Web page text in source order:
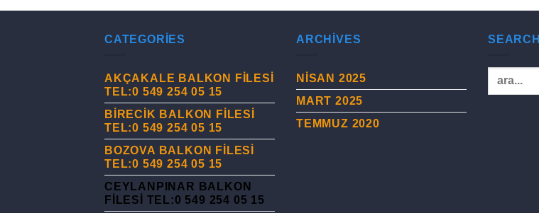
CATEGORIES
AKÇAKALE BALKON FİLESİ
TEL:0 549 254 05 15
BİRECİK BALKON FİLESİ
TEL:0 549 254 05 15
BOZOVA BALKON FİLESİ
TEL:0 549 254 05 15
CEYLANPINAR BALKON
FİLESİ TEL:0 549 254 05 15
ARCHIVES
NISAN 2025
MART 2025
TEMMUZ 2020
SEARCH